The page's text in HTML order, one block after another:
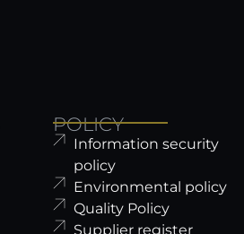
POLICY
Information security
policy
Environmental policy
Quality Policy
Supplier register